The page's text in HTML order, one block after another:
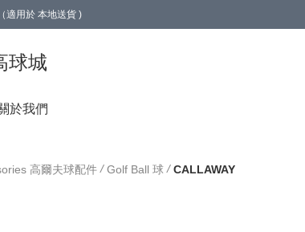
適用於 本地送貨 )
球城
於我們
高爾夫球配件 / Golf Ball 球 / CALLAWAY